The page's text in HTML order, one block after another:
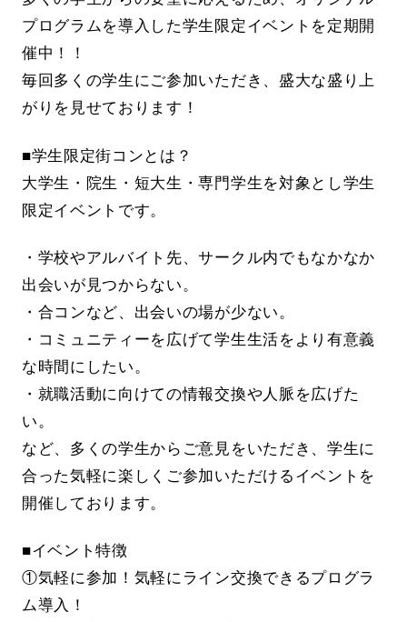
プログラムを導入した学生限定イベントを定期開
催中！！
毎回多くの学生にご参加いただき、盛大な盛り上
がりを見せております！
■学生限定街コンとは？
大学生・院生・短大生・専門学生を対象とし学生
限定イベントです。
・学校やアルバイト先、サークル内でもなかなか
出会いが見つからない。
・合コンなど、出会いの場が少ない。
・コミュニティーを広げて学生生活をより有意義
な時間にしたい。
・就職活動に向けての情報交換や人脈を広げた
い。
など、多くの学生からご意見をいただき、学生に
合った気軽に楽しくご参加いただけるイベントを
開催しております。
■イベント特徴
①気軽に参加！気軽にライン交換できるプログラ
ム導入！